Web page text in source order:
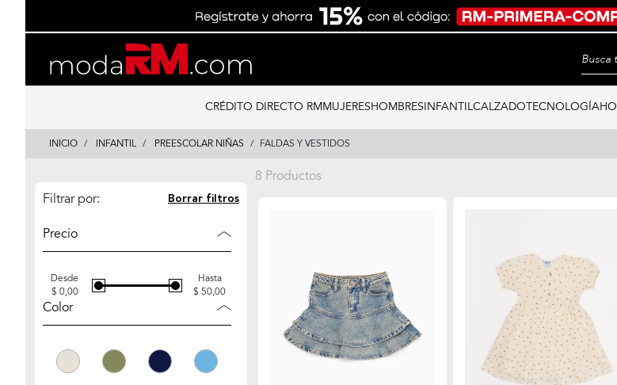
content
navigation
CRÉDITO DIRECTO RMMUJERESHOMBRESINFANTILCALZADOTECNOLOGÍA
INICIO INFANTIL PREESCOLAR NIÑAS FALDAS Y VESTIDOS
Filtrar por: Borrar filtros
Precio
Desde
$ 0,00
Hasta
$ 50,00
Color
8 Productos